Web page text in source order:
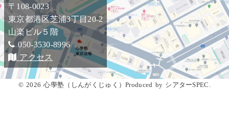
〒108-0023
東京都港区芝浦3丁目20-2
山楽ビル５階
050-3530-8996
アクセス
© 2026 心學塾（しんがくじゅく）Produced by シアターSPEC.